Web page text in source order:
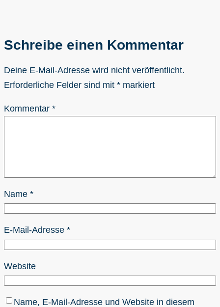
Schreibe einen Kommentar
Deine E-Mail-Adresse wird nicht veröffentlicht.
Erforderliche Felder sind mit * markiert
Kommentar *
Name *
E-Mail-Adresse *
Website
Name, E-Mail-Adresse und Website in diesem